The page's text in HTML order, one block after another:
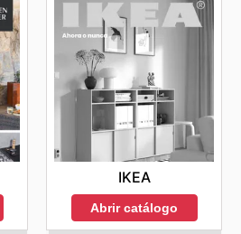
IKEA
Abrir catálogo